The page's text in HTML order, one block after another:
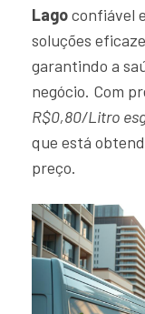
Lagoconfiável
soluções
garantindo a
negócio. Com
R$0,80/Litro
que está
preço.